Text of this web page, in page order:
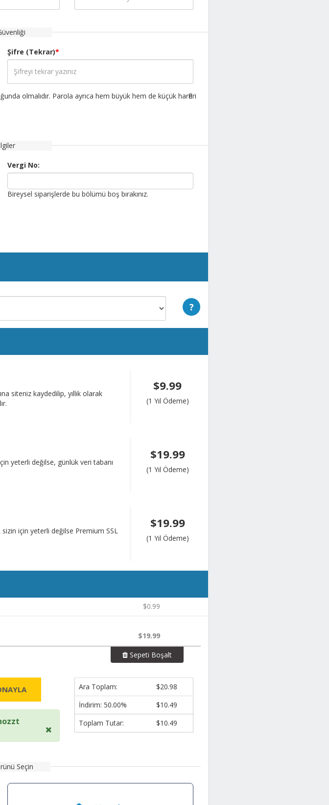
Şifre (Tekrar)*
olmalıdır. Parola ayrıca hem büyük hem de küçük harfleri
Vergi No:
Bireysel siparişlerde bu bölümü boş bırakınız.
siteniz kaydedilip, yıllık olarak
$9.99
(1 Yıl Ödeme)
yeterli değilse, günlük veri tabanı
$19.99
(1 Yıl Ödeme)
için yeterli değilse Premium SSL
$19.99
(1 Yıl Ödeme)
$0.99
$19.99
Sepeti Boşalt
Ara Toplam:
$20.98
İndirim: 50.00%
$10.49
Toplam Tutar:
$10.49
Seçin